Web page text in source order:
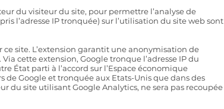
du visiteur du site, pour permettre l’analyse de
l’adresse IP tronquée) sur l’utilisation du site web sont
site. L’extension garantit une anonymisation de
cette extension, Google tronque l’adresse IP du
État parti à l’accord sur l’Espace économique
de Google et tronquée aux Etats-Unis que dans des
du site utilisant Google Analytics, ne sera pas recoupée